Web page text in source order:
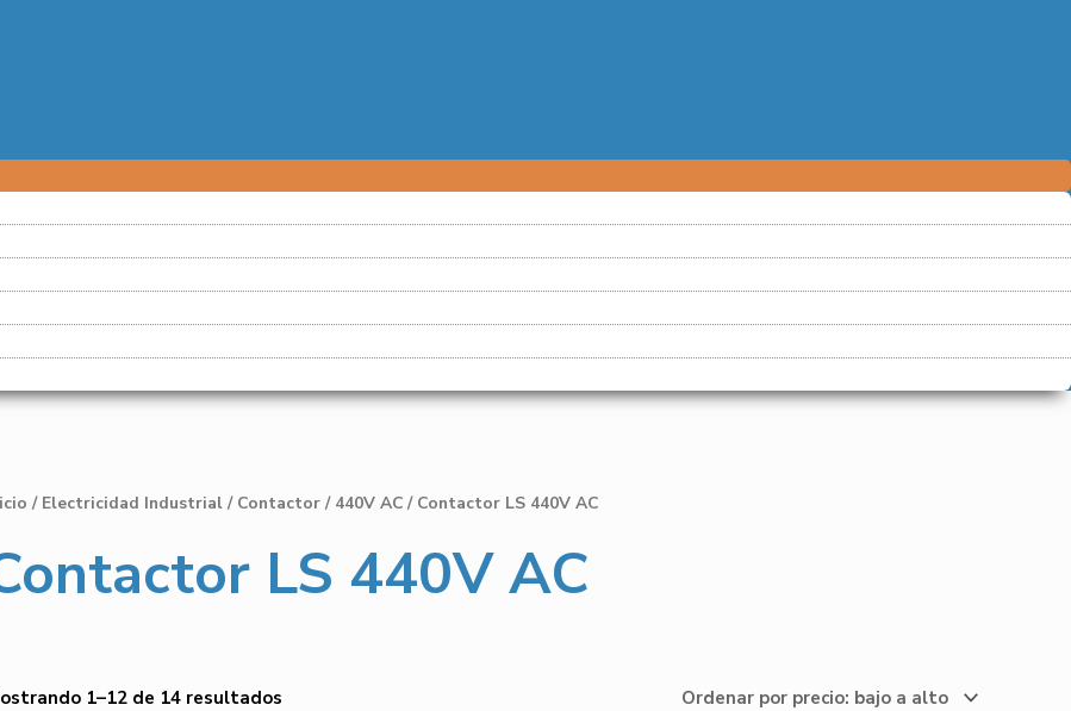
/ Electricidad Industrial / Contactor / 440V AC / Contactor LS 440V AC
LS 440V AC
1–12 de 14 resultados